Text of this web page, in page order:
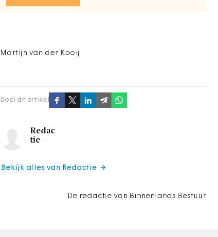
Martijn van der Kooij
Deel dit artikel
Redac
tie
De redactie van Binnenlands Bestuur
Bekijk alles van Redactie